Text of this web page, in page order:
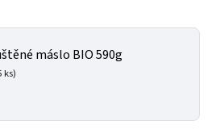
máslo BIO 590g
ks)